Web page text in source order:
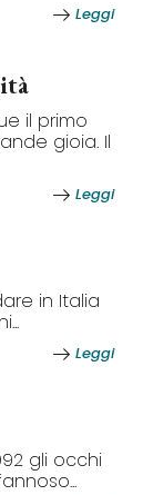
Leggi
il primo
gioia. Il
Leggi
in Italia
Leggi
gli occhi